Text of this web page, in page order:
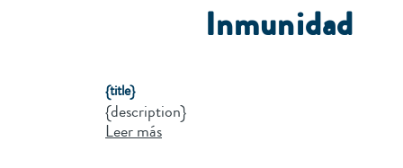
Inmunidad
{title}
{description}
Leer más